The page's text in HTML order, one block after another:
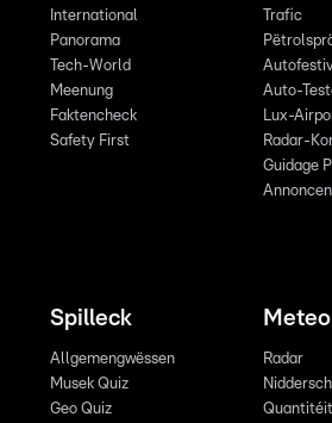
International
Panorama
Tech-World
Meenung
Faktencheck
Safety First
Trafic
Auto-
Lux-
Radar-
Guidage
Annoncen
Spilleck
Allgemengwëssen
Musek Quiz
Geo Quiz
Meteo
Radar